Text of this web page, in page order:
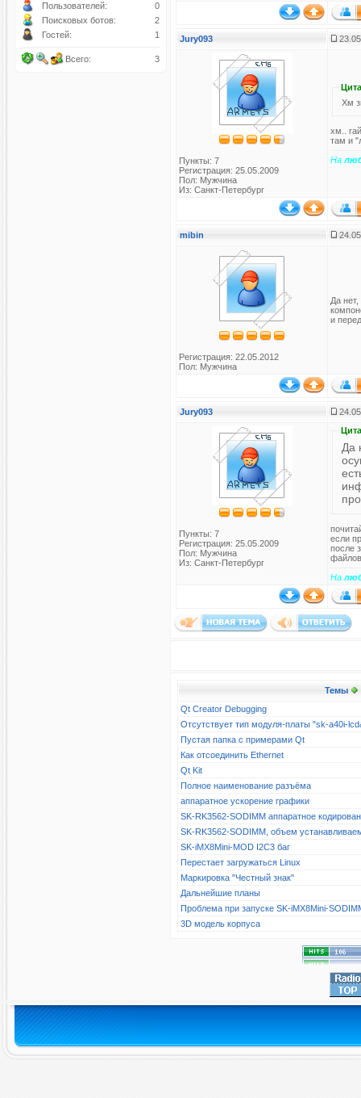
Пользователей:
0
Поисковых ботов:
2
Гостей:
1
Всего: 3
Jury093
Пункты: 7
Регистрация: 25.05.2009
Пол: Мужчина
Из: Санкт-Петербург
Хм
хм..
там и
На
mibin
Регистрация: 22.05.2012
Пол: Мужчина
Да
и
Jury093
Пункты: 7
Регистрация: 25.05.2009
Пол: Мужчина
Из: Санкт-Петербург
Да
если
после
На
Темы
Qt Creator Debugging
Отсутствует тип модуля-платы "sk-a40i-
Пустая папка с примерами Qt
Как отсоединить Ethernet
Qt Kit
Полное наименование разъёма
аппаратное ускорение графики
SK-RK3562-SODIMM аппаратное
SK-RK3562-SODIMM, объем
SK-iMX8Mini-MOD I2C3 баг
Перестает загружаться Linux
Маркировка "Честный знак"
Дальнейшие планы
Проблема при запуске SK-iMX8Mini-
3D модель корпуса